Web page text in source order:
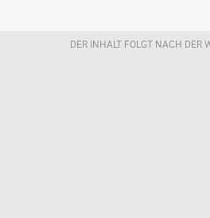
DER INHALT FOLGT NACH DER